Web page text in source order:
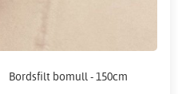
Bordsfilt bomull - 150cm